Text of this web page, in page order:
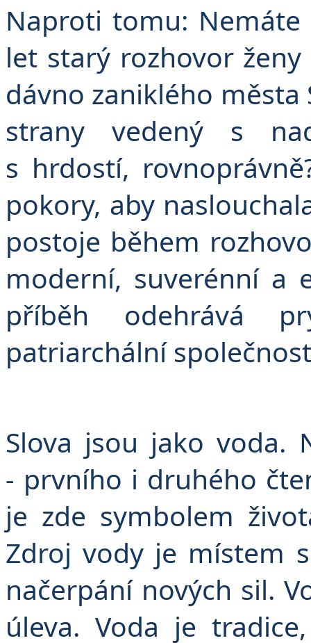
Naproti tomu:
let starý rozhovor
dávno zaniklého města
strany vedený s
s hrdostí,
pokory, aby
postoje během
moderní, suverénní a
příběh odehrává
patriarchální
Slova jsou jako voda.
- prvního i druhého
je zde symbolem
Zdroj vody je místem
načerpání nových sil.
úleva. Voda je